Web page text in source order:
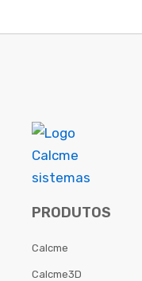
PRODUTOS
Calcme
Calcme3D